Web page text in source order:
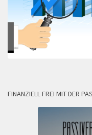
FINANZIELL FREI MIT DER